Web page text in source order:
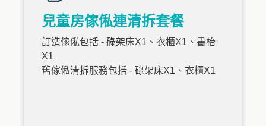
兒童房傢俬連清拆套餐
訂造傢俬包括 - 碌架床X1、衣櫃X1、書枱
X1
舊傢俬清拆服務包括 - 碌架床X1、衣櫃X1